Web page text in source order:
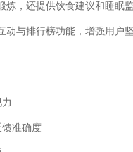
，还提供饮食建议和睡眠监
与排行榜功能，增强用户
馈准确度